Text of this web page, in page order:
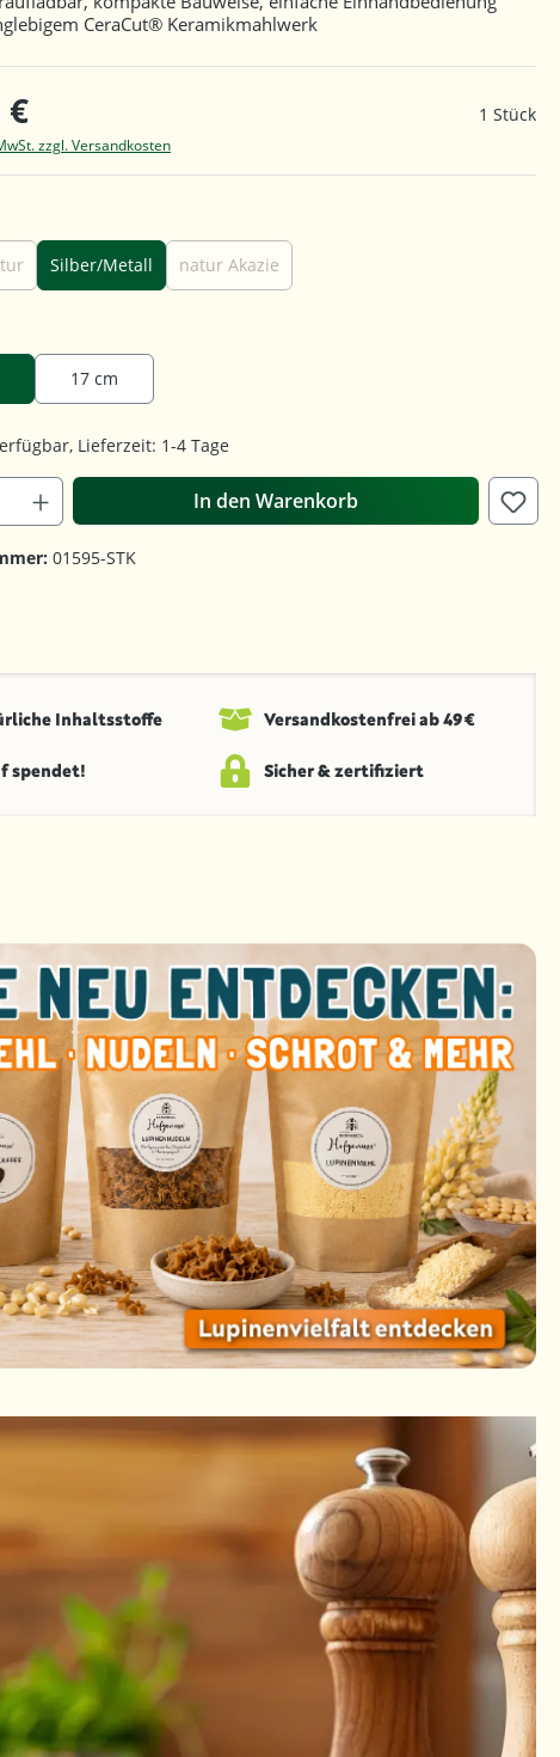
CeraCut® Keramikmahlwerk
€ 1 Stück
zzgl. Versandkosten
Silber/Metall natur Akazie
17 cm
Lieferzeit: 1-4 Tage
In den Warenkorb
01595-STK
Inhaltsstoffe Versandkosten­frei ab 49 €
spendet! Sicher & zertifiziert